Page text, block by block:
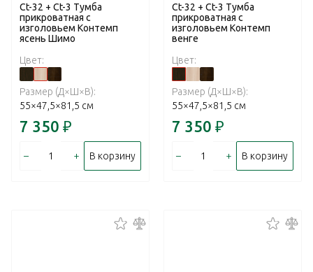
Ct-32 + Ct-3 Тумба
прикроватная с
изголовьем Контемп
ясень Шимо
Цвет:
Размер (Д×Ш×В):
55×47,5×81,5 см
7 350 ₽
– + В корзину
Ct-32 + Ct-3 Тумба
прикроватная с
изголовьем Контемп
венге
Цвет:
Размер (Д×Ш×В):
55×47,5×81,5 см
7 350 ₽
– + В корзину